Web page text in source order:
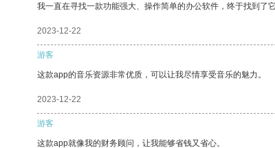
我一直在寻找一款功能强大、操作简单的办公软件，终于找到了
2023-12-22
游客
这款app的音乐资源非常优质，可以让我尽情享受音乐的魅力。
2023-12-22
游客
这款app就像我的财务顾问，让我能够省钱又省心。